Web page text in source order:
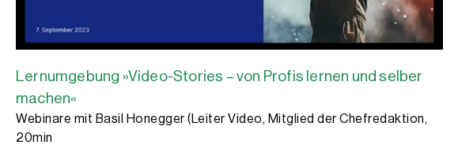
Lernumgebung »Video-Stories – von Profis lernen und selber
machen«
Webinare mit Basil Honegger (Leiter Video, Mitglied der Chefredaktion,
20min